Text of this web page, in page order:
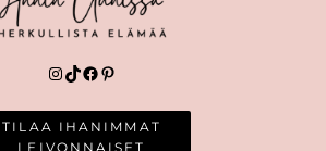
Instagram
TikTok
Facebook
Pinterest
TILAA IHANIMMAT
LEIVONNAISET